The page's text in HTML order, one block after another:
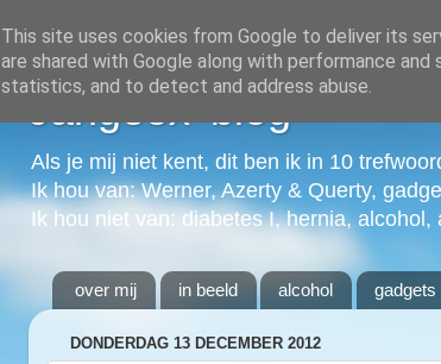
Jangeox' blog
Als je mij niet kent, dit ben ik in 10
Ik hou van: Werner, Azerty & Querty,
Ik hou niet van: diabetes I, hernia, alcohol,
over mij in beeld alcohol gadgets
DONDERDAG 13 DECEMBER 2012
This site uses cookies from Google to deliver its
are shared with Google along with performance
statistics, and to detect and address abuse.